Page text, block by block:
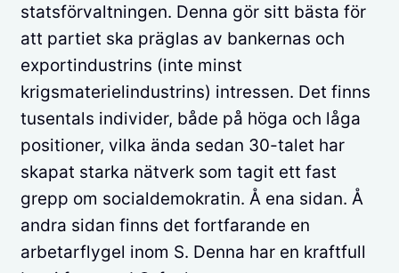
statsförvaltningen. Denna gör sitt bästa för
att partiet ska präglas av bankernas och
exportindustrins (inte minst
krigsmaterielindustrins) intressen. Det finns
tusentals individer, både på höga och låga
positioner, vilka ända sedan 30-talet har
skapat starka nätverk som tagit ett fast
grepp om socialdemokratin. Å ena sidan. Å
andra sidan finns det fortfarande en
arbetarflygel inom S. Denna har en kraftfull